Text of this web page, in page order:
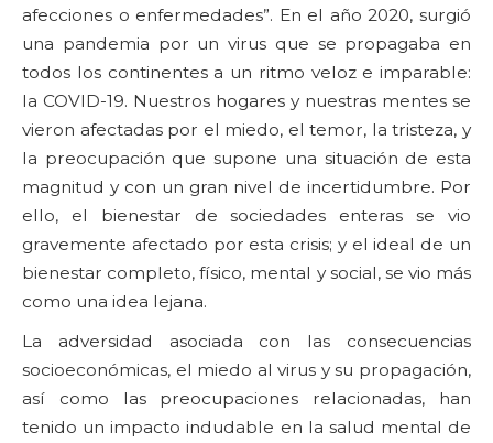
afecciones o enfermedades”. En el año 2020, surgió
una pandemia por un virus que se propagaba en
todos los continentes a un ritmo veloz e imparable:
la COVID-19. Nuestros hogares y nuestras mentes se
vieron afectadas por el miedo, el temor, la tristeza, y
la preocupación que supone una situación de esta
magnitud y con un gran nivel de incertidumbre. Por
ello, el bienestar de sociedades enteras se vio
gravemente afectado por esta crisis; y el ideal de un
bienestar completo, físico, mental y social, se vio más
como una idea lejana.
La adversidad asociada con las consecuencias
socioeconómicas, el miedo al virus y su propagación,
así como las preocupaciones relacionadas, han
tenido un impacto indudable en la salud mental de